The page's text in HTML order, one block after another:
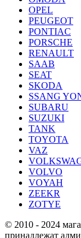
OPEL
PEUGEOT
PONTIAC
PORSCHE
RENAULT
SAAB
SEAT
SKODA
SSANG
SUBARU
SUZUKI
TANK
TOYOTA
VAZ
VOLVO
VOYAH
ZEEKR
ZOTYE
© 2010 - 2024
принадлежат